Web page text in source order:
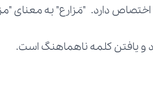
دارد. "مَزارع" به معنای
و یافتن کلمه ناهماهنگ است.